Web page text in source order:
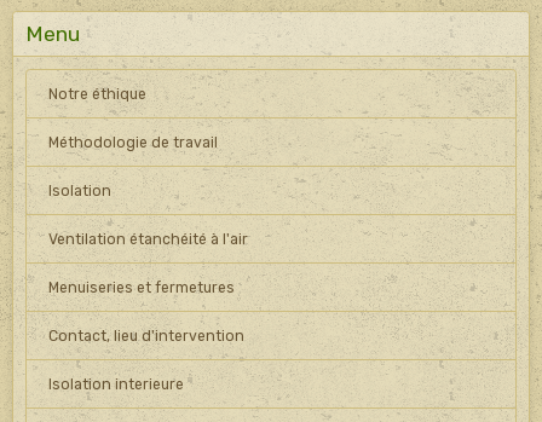
Menu
Notre éthique
Méthodologie de travail
Isolation
Ventilation étanchéité à l'air
Menuiseries et fermetures
Contact, lieu d'intervention
Isolation interieure